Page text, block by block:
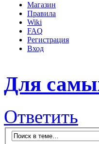
Магазин
Правила
Wiki
FAQ
Регистрация
Вход
Для
Ответить